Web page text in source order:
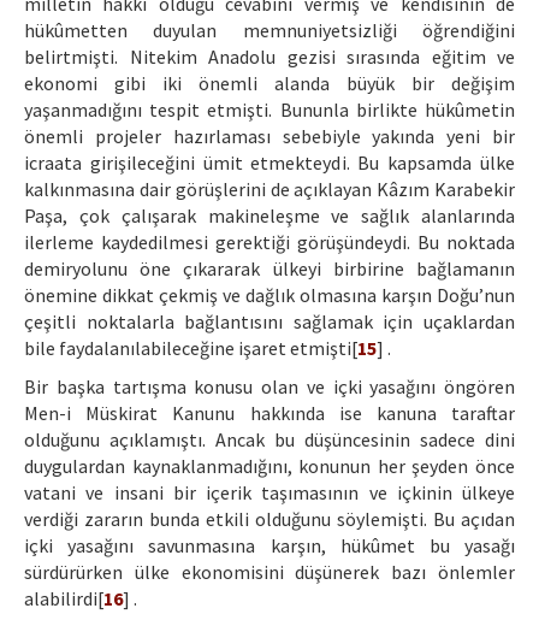
hükûmetten duyulan memnuniyetsizliği öğrendiğini
belirtmişti. Nitekim Anadolu gezisi sırasında eğitim ve
ekonomi gibi iki önemli alanda büyük bir değişim
yaşanmadığını tespit etmişti. Bununla birlikte hükûmetin
önemli projeler hazırlaması sebebiyle yakında yeni bir
icraata girişileceğini ümit etmekteydi. Bu kapsamda ülke
kalkınmasına dair görüşlerini de açıklayan Kâzım Karabekir
Paşa, çok çalışarak makineleşme ve sağlık alanlarında
ilerleme kaydedilmesi gerektiği görüşündeydi. Bu noktada
demiryolunu öne çıkararak ülkeyi birbirine bağlamanın
önemine dikkat çekmiş ve dağlık olmasına karşın Doğu’nun
çeşitli noktalarla bağlantısını sağlamak için uçaklardan
bile faydalanılabileceğine işaret etmişti[15] .
Bir başka tartışma konusu olan ve içki yasağını öngören
Men-i Müskirat Kanunu hakkında ise kanuna taraftar
olduğunu açıklamıştı. Ancak bu düşüncesinin sadece dini
duygulardan kaynaklanmadığını, konunun her şeyden önce
vatani ve insani bir içerik taşımasının ve içkinin ülkeye
verdiği zararın bunda etkili olduğunu söylemişti. Bu açıdan
içki yasağını savunmasına karşın, hükûmet bu yasağı
sürdürürken ülke ekonomisini düşünerek bazı önlemler
alabilirdi[16] .